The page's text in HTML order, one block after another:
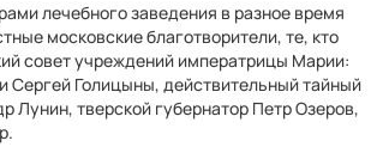
лечебного заведения в разное время
московские благотворители, те, кто
совет учреждений императрицы Марии:
Сергей Голицыны, действительный тайный
Лунин, тверской губернатор Петр Озеров,